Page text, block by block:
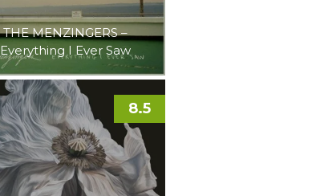
THE MENZINGERS –
Everything I Ever Saw
8.5